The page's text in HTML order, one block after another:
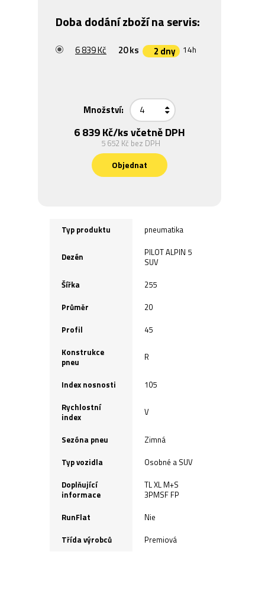
Doba dodání zboží na servis:
6 839 Kč 20 ks 2 dny 14h
Množství:
6 839 Kč/ks včetně DPH
5 652 Kč bez DPH
Objednat
Typ produktu pneumatika
Dezén
PILOT ALPIN 5
SUV
Šířka
255
Průměr
20
Profil
45
Konstrukce
pneu
R
Index nosnosti
105
Rychlostní
index
V
Sezóna pneu
Zimná
Typ vozidla
Osobné a SUV
Doplňující
informace
TL XL M+S
3PMSF FP
RunFlat
Nie
Třída výrobců
Premiová